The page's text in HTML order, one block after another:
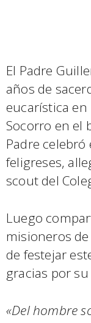
El Padre
años de
eucarística
Socorro en el
Padre
feligreses,
scout del
Luego
misioneros
de festejar
gracias por
«Del hombre